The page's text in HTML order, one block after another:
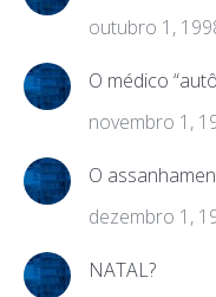
outubro 1,
O médico
novembro 1,
O
dezembro 1,
NATAL?